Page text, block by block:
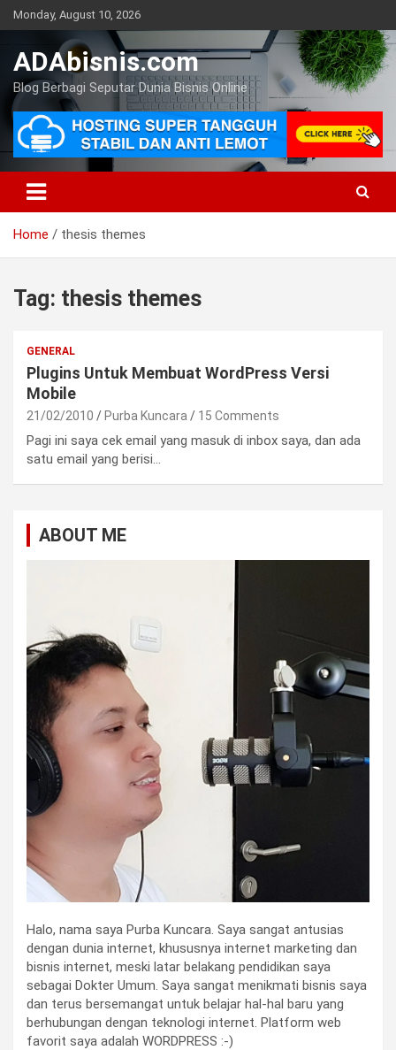
Skip
to
Monday, August 10, 2026
ADAbisnis.com
Blog Berbagi Seputar Dunia Bisnis Online
Home thesis themes
Tag: thesis themes
GENERAL
Plugins Untuk Membuat WordPress Versi
Mobile
21/02/2010 Purba Kuncara 15 Comments
Pagi ini saya cek email yang masuk di inbox saya, dan ada
satu email yang berisi…
ABOUT ME
Halo, nama saya Purba Kuncara. Saya sangat antusias
dengan dunia internet, khususnya internet marketing dan
bisnis internet, meski latar belakang pendidikan saya
sebagai Dokter Umum. Saya sangat menikmati bisnis saya
dan terus bersemangat untuk belajar hal-hal baru yang
berhubungan dengan teknologi internet. Platform web
favorit saya adalah WORDPRESS :-)